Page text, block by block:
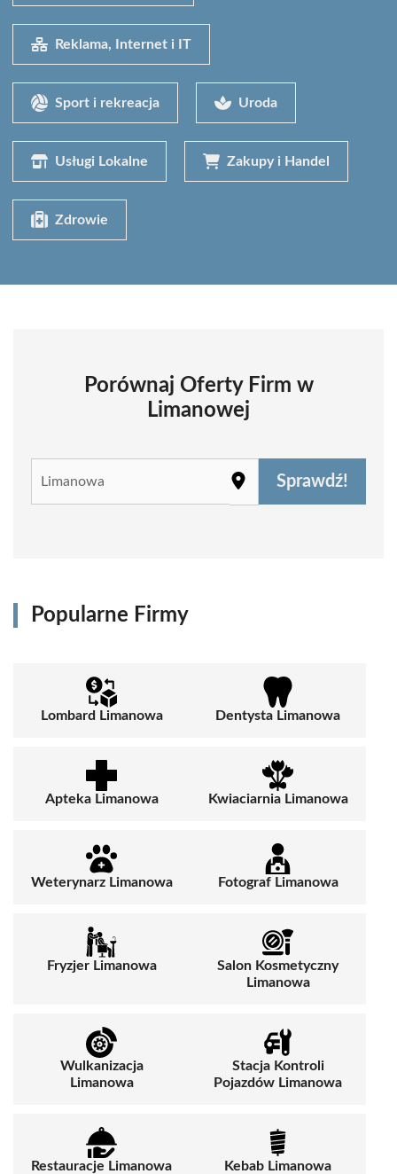
Reklama, Internet i IT
Sport i rekreacja Uroda
Usługi Lokalne Zakupy i Handel
Zdrowie
Porównaj Oferty Firm w
Limanowej
Sprawdź!
Popularne Firmy
Lombard Limanowa Dentysta Limanowa
Apteka Limanowa Kwiaciarnia Limanowa
Weterynarz Limanowa Fotograf Limanowa
Fryzjer Limanowa
Salon Kosmetyczny
Limanowa
Wulkanizacja
Limanowa
Stacja Kontroli
Pojazdów Limanowa
Restauracje Limanowa Kebab Limanowa